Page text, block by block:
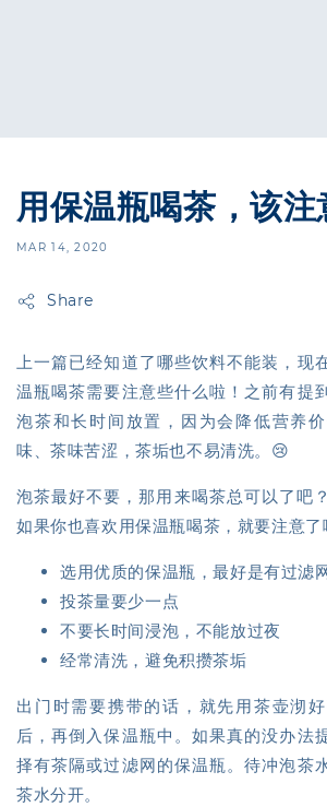
用保温瓶喝茶，该注
MAR 14, 2020
Share
上一篇已经知道了哪些饮料不能装，现
温瓶喝茶需要注意些什么啦！之前有提
泡茶和长时间放置，因为会降低营养
味、茶味苦涩，茶垢也不易清洗。😢
泡茶最好不要，那用来喝茶总可以了吧
如果你也喜欢用保温瓶喝茶，就要注意了
选用优质的保温瓶，最好是有过滤
投茶量要少一点
不要长时间浸泡，不能放过夜
经常清洗，避免积攒茶垢
出门时需要携带的话，就先用茶壶沏
后，再倒入保温瓶中。如果真的没办法
择有茶隔或过滤网的保温瓶。待冲泡茶
茶水分开。